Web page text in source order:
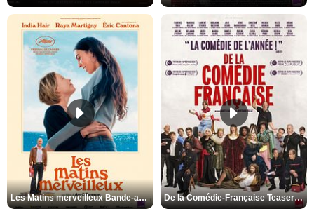
Les Matins merveilleux Bande-annonce VF De la Comédie-Française Teaser VF